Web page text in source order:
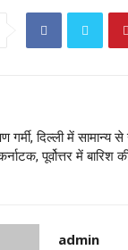
गर्मी, दिल्ली में सामान्य
पूर्वोत्तर में बारिश
admin